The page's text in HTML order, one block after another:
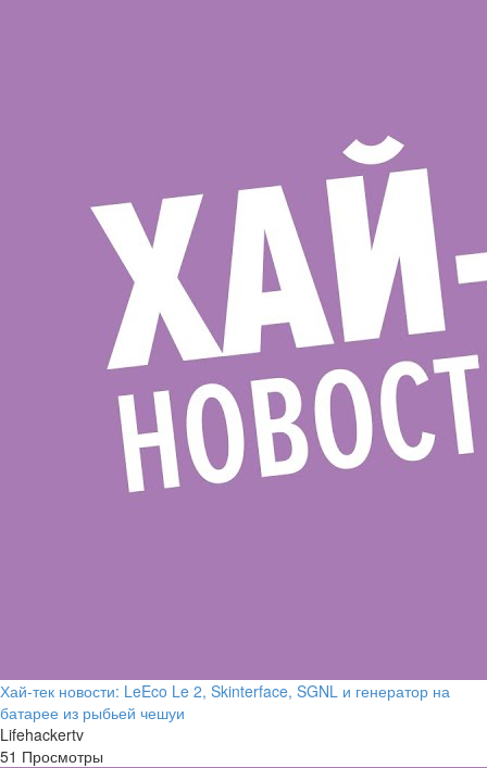
Хай-тек новости: LeEco Le 2, Skinterface, SGNL и генератор на
батарее из рыбьей чешуи
Lifehackertv
51 Просмотры